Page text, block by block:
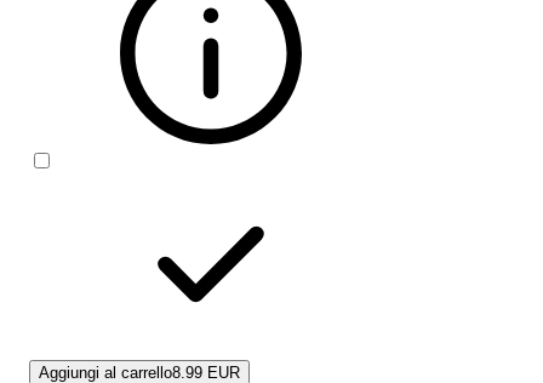
Aggiungi al carrello8.99 EUR